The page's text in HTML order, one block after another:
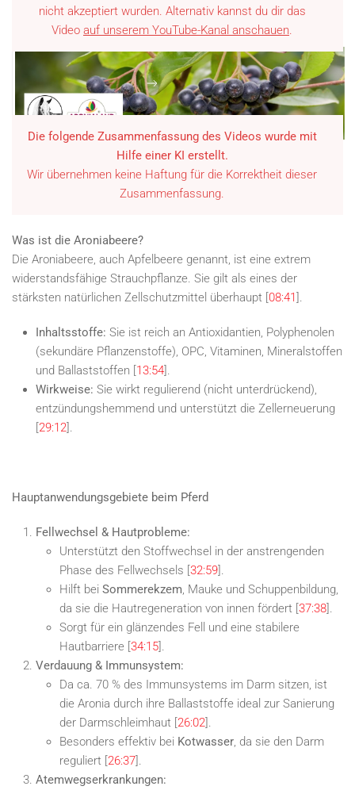
nicht akzeptiert wurden. Alternativ kannst du dir das
Video auf unserem YouTube-Kanal anschauen.
YOUTUBE
Die folgende Zusammenfassung des Videos wurde mit
Hilfe einer KI erstellt.
Wir übernehmen keine Haftung für die Korrektheit dieser
Zusammenfassung.
Was ist die Aroniabeere?
Die Aroniabeere, auch Apfelbeere genannt, ist eine extrem
widerstandsfähige Strauchpflanze. Sie gilt als eines der
stärksten natürlichen Zellschutzmittel überhaupt [08:41].
Inhaltsstoffe: Sie ist reich an Antioxidantien, Polyphenolen
(sekundäre Pflanzenstoffe), OPC, Vitaminen, Mineralstoffen
und Ballaststoffen [13:54].
Wirkweise: Sie wirkt regulierend (nicht unterdrückend),
entzündungshemmend und unterstützt die Zellerneuerung
[29:12].
Hauptanwendungsgebiete beim Pferd
Fellwechsel & Hautprobleme:
Unterstützt den Stoffwechsel in der anstrengenden
Phase des Fellwechsels [32:59].
Hilft bei Sommerekzem, Mauke und Schuppenbildung,
da sie die Hautregeneration von innen fördert [37:38].
Sorgt für ein glänzendes Fell und eine stabilere
Hautbarriere [34:15].
Verdauung & Immunsystem:
Da ca. 70 % des Immunsystems im Darm sitzen, ist
die Aronia durch ihre Ballaststoffe ideal zur Sanierung
der Darmschleimhaut [26:02].
Besonders effektiv bei Kotwasser, da sie den Darm
reguliert [26:37].
Atemwegserkrankungen: